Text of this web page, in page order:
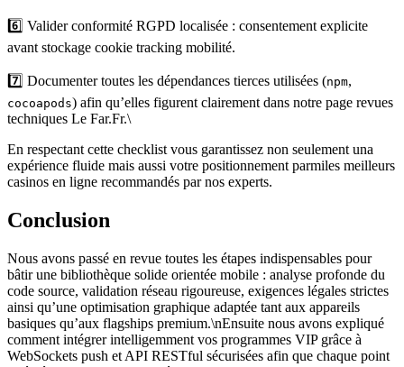
6️⃣ Valider conformité RGPD localisée : consentement explicite
avant stockage cookie tracking mobilité.
7️⃣ Documenter toutes les dépendances tierces utilisées (npm,
cocoapods) afin qu’elles figurent clairement dans notre page revues
techniques Le Far.Fr.\
En respectant cette checklist vous garantissez non seulement una
expérience fluide mais aussi votre positionnement parmiles meilleurs
casinos en ligne recommandés par nos experts.
Conclusion
Nous avons passé en revue toutes les étapes indispensables pour
bâtir une bibliothèque solide orientée mobile : analyse profonde du
code source, validation réseau rigoureuse, exigences légales strictes
ainsi qu’une optimisation graphique adaptée tant aux appareils
basiques qu’aux flagships premium.\nEnsuite nous avons expliqué
comment intégrer intelligemment vos programmes VIP grâce à
WebSockets push et API RESTful sécurisées afin que chaque point